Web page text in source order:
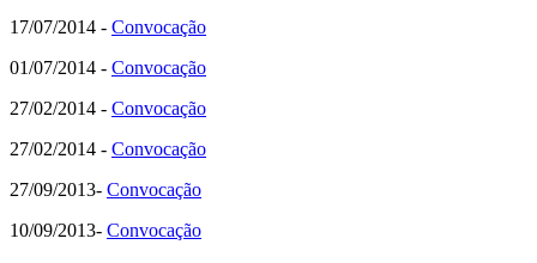
17/07/2014 - Convocação
01/07/2014 - Convocação
27/02/2014 - Convocação
27/02/2014 - Convocação
27/09/2013- Convocação
10/09/2013- Convocação